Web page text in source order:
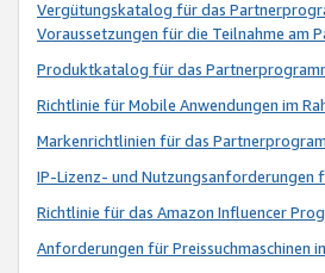
Vergütungskatalog für das
Voraussetzungen für die Teilnahme am
Produktkatalog für das
Richtlinie für Mobile Anwendungen im
Markenrichtlinien für das
IP-Lizenz- und Nutzungsanforderungen
Richtlinie für das Amazon Influencer
Anforderungen für Preissuchmaschinen